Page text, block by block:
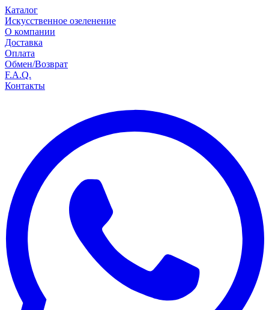
Каталог
Искусственное озеленение
О компании
Доставка
Оплата
Обмен/Возврат
F.A.Q.
Контакты